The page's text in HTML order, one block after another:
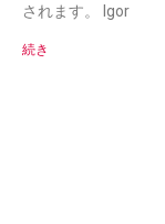
されます。 Igor
続き